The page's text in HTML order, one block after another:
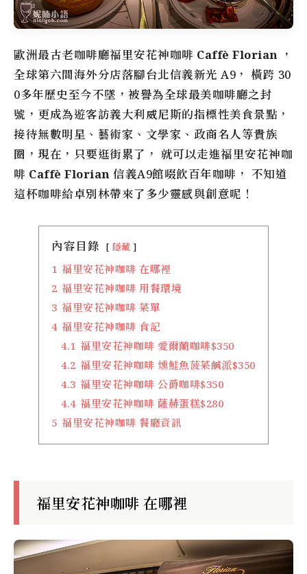
歐洲最古老咖啡廳福里安花神咖啡 Caffè Florian ，
全球第六間海外分店落腳台北信義新光 A9， 橫跨 30
0多年歷史至今不墜，被譽為全球最美咖啡廳之封
號，更成為遊客訪義大利威尼斯的指標性美食景點，
接待無數明星、藝術家、文學家、政商名人等貴族
圈，現在，只要逛街累了， 就可以走進福里安花神咖
啡 Caffè Florian 信義A9館啜飲百年咖啡， 不知道
這杯咖啡給卓別林帶來了多少靈感與創意呢！
內容目錄 隱藏
1 福里安花神咖啡 在哪裡
2 福里安花神咖啡 用餐環境
3 福里安花神咖啡 菜單
4 福里安花神咖啡 食記
4.1 福里安花神咖啡 愛爾蘭咖啡$350
4.2 福里安花神咖啡 燻鮭魚菠菜鹹派$350
4.3 福里安花神咖啡 公爵咖啡$350
4.4 福里安花神咖啡 薩赫蛋糕$280
5 福里安花神咖啡 餐廳資訊
福里安花神咖啡 在哪裡